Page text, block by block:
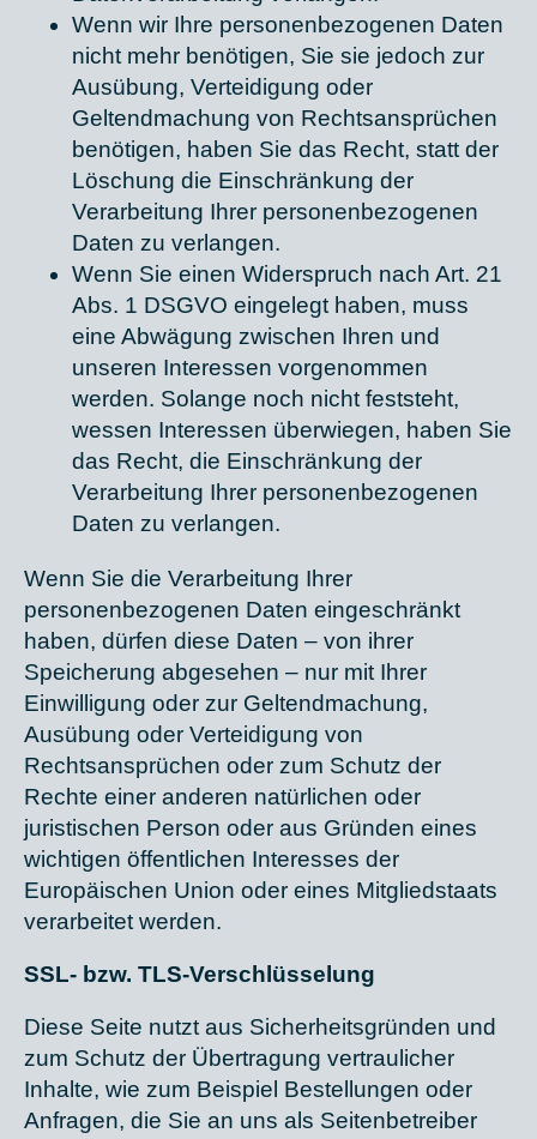
Wenn wir Ihre personenbezogenen Daten
nicht mehr benötigen, Sie sie jedoch zur
Ausübung, Verteidigung oder
Geltendmachung von Rechtsansprüchen
benötigen, haben Sie das Recht, statt der
Löschung die Einschränkung der
Verarbeitung Ihrer personenbezogenen
Daten zu verlangen.
Wenn Sie einen Widerspruch nach Art. 21
Abs. 1 DSGVO eingelegt haben, muss
eine Abwägung zwischen Ihren und
unseren Interessen vorgenommen
werden. Solange noch nicht feststeht,
wessen Interessen überwiegen, haben Sie
das Recht, die Einschränkung der
Verarbeitung Ihrer personenbezogenen
Daten zu verlangen.
Wenn Sie die Verarbeitung Ihrer
personenbezogenen Daten eingeschränkt
haben, dürfen diese Daten – von ihrer
Speicherung abgesehen – nur mit Ihrer
Einwilligung oder zur Geltendmachung,
Ausübung oder Verteidigung von
Rechtsansprüchen oder zum Schutz der
Rechte einer anderen natürlichen oder
juristischen Person oder aus Gründen eines
wichtigen öffentlichen Interesses der
Europäischen Union oder eines Mitgliedstaats
verarbeitet werden.
SSL- bzw. TLS-Verschlüsselung
Diese Seite nutzt aus Sicherheitsgründen und
zum Schutz der Übertragung vertraulicher
Inhalte, wie zum Beispiel Bestellungen oder
Anfragen, die Sie an uns als Seitenbetreiber